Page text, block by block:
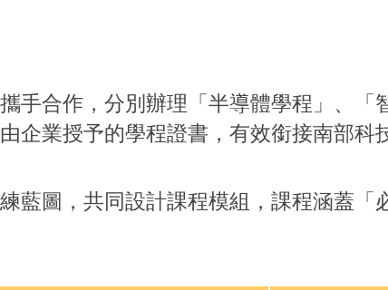
手合作，分別辦理「半導體學程」、
企業授予的學程證書，有效銜接南部科
藍圖，共同設計課程模組，課程涵蓋